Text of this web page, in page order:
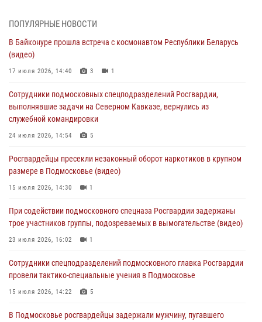
подозреваемые в организации незаконной миграции и
изготовлении поддельных документов (видео)
05 августа 2026, 15:48
Сотрудники спецподразделения подмосковного главка Росгвардии
отработали навыки огневой подготовки на комплексных учениях
04 августа 2026, 12:21
сигналам «Тревога» с охраняемых объектов в Подмосковье
04 августа 2026, 12:15
(видео)
03 августа 2026, 15:32
ПОПУЛЯРНЫЕ НОВОСТИ
В Байконуре прошла встреча с космонавтом Республики Беларусь
(видео)
17 июля 2026, 14:40 3 1
Сотрудники подмосковных спецподразделений Росгвардии,
выполнявшие задачи на Северном Кавказе, вернулись из
служебной командировки
24 июля 2026, 14:54 5
Росгвардейцы пресекли незаконный оборот наркотиков в крупном
размере в Подмосковье (видео)
15 июля 2026, 14:30 1
При содействии подмосковного спецназа Росгвардии задержаны
трое участников группы, подозреваемых в вымогательстве (видео)
23 июля 2026, 16:02 1
Сотрудники спецподразделений подмосковного главка Росгвардии
провели тактико-специальные учения в Подмосковье
15 июля 2026, 14:22 5
В Подмосковье росгвардейцы задержали мужчину, пугавшего